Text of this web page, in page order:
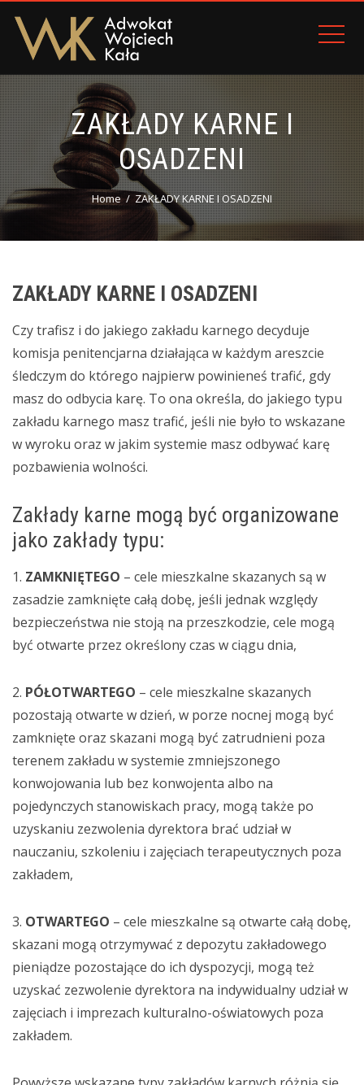
ZAKŁADY KARNE I
OSADZENI
Home ZAKŁADY KARNE I OSADZENI
ZAKŁADY KARNE I OSADZENI
Czy trafisz i do jakiego zakładu karnego decyduje
komisja penitencjarna działająca w każdym areszcie
śledczym do którego najpierw powinieneś trafić, gdy
masz do odbycia karę. To ona określa, do jakiego typu
zakładu karnego masz trafić, jeśli nie było to wskazane
w wyroku oraz w jakim systemie masz odbywać karę
pozbawienia wolności.
Zakłady karne mogą być organizowane
jako zakłady typu:
1. ZAMKNIĘTEGO – cele mieszkalne skazanych są w
zasadzie zamknięte całą dobę, jeśli jednak względy
bezpieczeństwa nie stoją na przeszkodzie, cele mogą
być otwarte przez określony czas w ciągu dnia,
2. PÓŁOTWARTEGO – cele mieszkalne skazanych
pozostają otwarte w dzień, w porze nocnej mogą być
zamknięte oraz skazani mogą być zatrudnieni poza
terenem zakładu w systemie zmniejszonego
konwojowania lub bez konwojenta albo na
pojedynczych stanowiskach pracy, mogą także po
uzyskaniu zezwolenia dyrektora brać udział w
nauczaniu, szkoleniu i zajęciach terapeutycznych poza
zakładem,
3. OTWARTEGO – cele mieszkalne są otwarte całą dobę,
skazani mogą otrzymywać z depozytu zakładowego
pieniądze pozostające do ich dyspozycji, mogą też
uzyskać zezwolenie dyrektora na indywidualny udział w
zajęciach i imprezach kulturalno-oświatowych poza
zakładem.